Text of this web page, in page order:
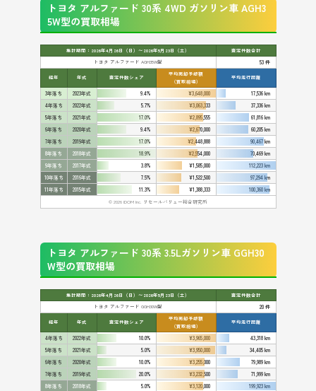
トヨタ アルファード 30系 4WD ガソリン車 AGH3
5W型の買取相場
集計期間：2026年4月26日（日）〜2026年5月23日（土）
査定件数合計
トヨタ アルファード AGH35W型
53 件
経年 年式 査定件数シェア
平均売却予想額
（買取相場）
平均走行距離
3年落ち 2023年式 9.4% ¥3,648,000
17,536 km
4年落ち
2022年式 5.7% ¥3,063,333
37,336 km
5年落ち
2021年式 17.0% ¥2,895,555
61,816 km
6年落ち
2020年式 9.4% ¥2,670,000
60,205 km
7年落ち
2019年式 17.0% ¥2,448,888
90,467 km
8年落ち
2018年式 18.9% ¥2,554,000
70,469 km
9年落ち
2017年式 3.8% ¥1,585,000
112,223 km
10年落ち
2016年式 7.5% ¥1,522,500
97,294 km
11年落ち
2015年式 11.3% ¥1,388,333
100,360 km
© 2026 IDOM Inc. リセールバリュー総合研究所
トヨタ アルファード 30系 3.5Lガソリン車 GGH30
W型の買取相場
集計期間：2026年4月26日（日）〜2026年5月23日（土）
査定件数合計
トヨタ アルファード GGH30W型
20 件
経年 年式 査定件数シェア
平均売却予想額
（買取相場）
平均走行距離
4年落ち 2022年式 10.0% ¥3,965,000
43,318 km
5年落ち
2021年式 5.0% ¥3,950,000
34,405 km
6年落ち
2020年式 10.0% ¥3,255,000
79,989 km
7年落ち
2019年式 20.0% ¥3,232,500
71,999 km
8年落ち
2018年式 5.0% ¥3,120,000
199,923 km